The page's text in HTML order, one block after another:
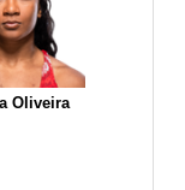
Oliveira